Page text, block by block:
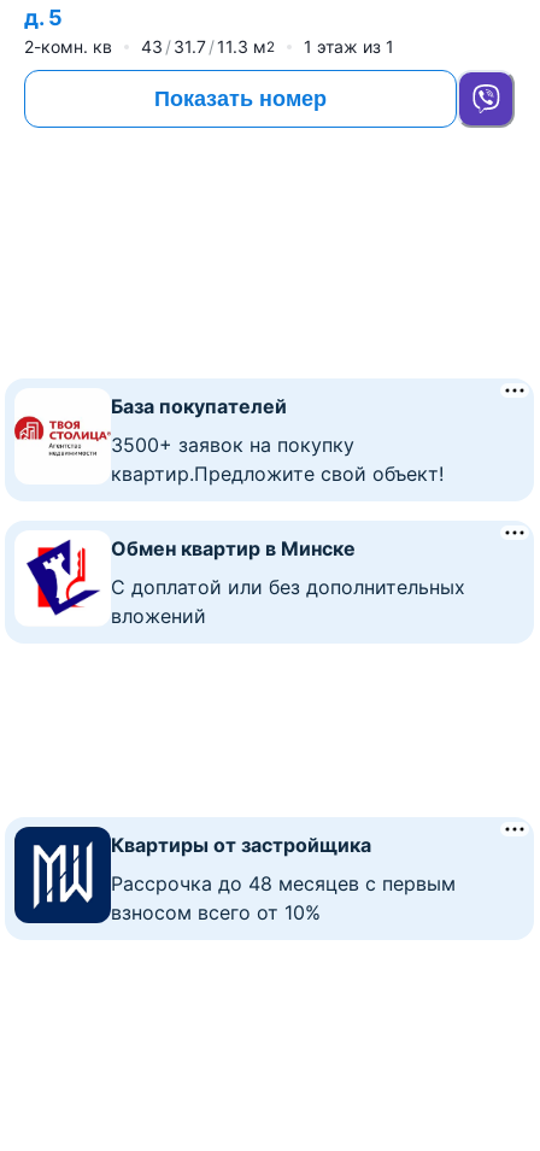
д. 5
2-комн. кв 43 31.7 11.3 м2 1 этаж из 1
Показать номер
База покупателей
3500+ заявок на покупку
квартир.Предложите свой объект!
Обмен квартир в Минске
C доплатой или без дополнительных
вложений
Квартиры от застройщика
Рассрочка до 48 месяцев с первым
взносом всего от 10%